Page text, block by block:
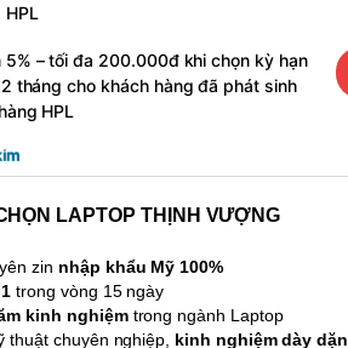
HPL
5% – tối đa 200.000đ khi chọn kỳ hạn
tháng cho khách hàng đã phát sinh
HPL
LAPTOP THỊNH VƯỢNG
zin nhập khẩu Mỹ 100%
trong vòng 15 ngày
kinh nghiệm trong ngành Laptop
thuật chuyên nghiệp, kinh nghiệm dày dặn